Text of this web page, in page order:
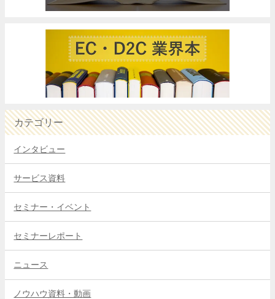
カテゴリー
インタビュー
サービス資料
セミナー・イベント
セミナーレポート
ニュース
ノウハウ資料・動画